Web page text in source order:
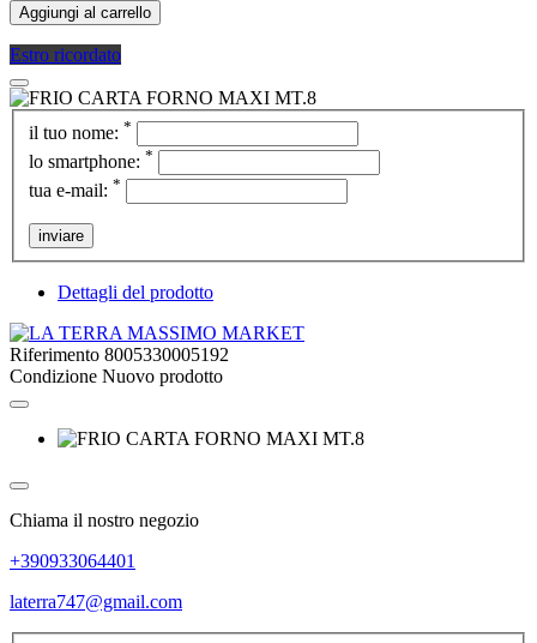
Aggiungi al carrello
Estro ricordato
il tuo nome: *
lo smartphone: *
tua e-mail: *
inviare
Dettagli del prodotto
Riferimento 8005330005192
Condizione Nuovo prodotto
Chiama il nostro negozio
+390933064401
laterra747@gmail.com